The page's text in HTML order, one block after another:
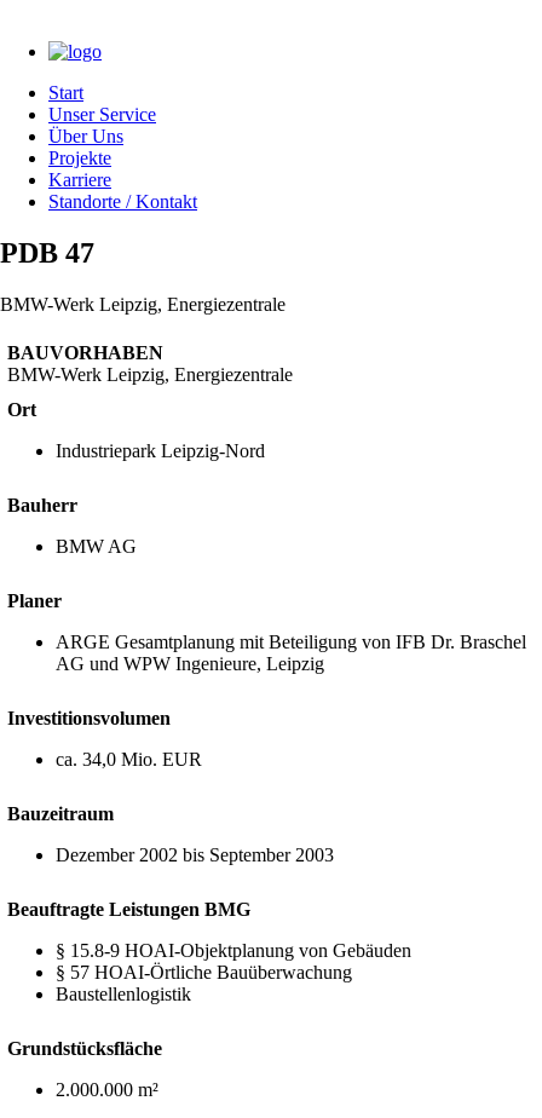
Start
Unser Service
Über Uns
Projekte
Karriere
Standorte / Kontakt
PDB 47
BMW-Werk Leipzig, Energiezentrale
BAUVORHABEN
BMW-Werk Leipzig, Energiezentrale
Ort
Industriepark Leipzig-Nord
Bauherr
BMW AG
Planer
ARGE Gesamtplanung mit Beteiligung von IFB Dr. Braschel
AG und WPW Ingenieure, Leipzig
Investitionsvolumen
ca. 34,0 Mio. EUR
Bauzeitraum
Dezember 2002 bis September 2003
Beauftragte Leistungen BMG
§ 15.8-9 HOAI-Objektplanung von Gebäuden
§ 57 HOAI-Örtliche Bauüberwachung
Baustellenlogistik
Grundstücksfläche
2.000.000 m²